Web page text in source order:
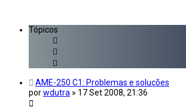
Tópicos
AME-250 C1: Problemas e soluções
porwdutra » 17 Set 2008, 21:36